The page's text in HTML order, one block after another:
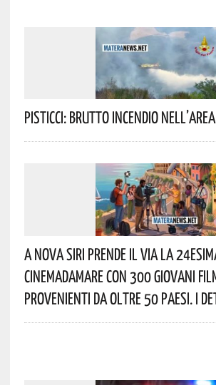
Pisticci: Brutto Incendio Nell’area
A Nova Siri Prende Il Via La
Cinemadamare Con 300 Giovani
Provenienti Da Oltre 50 Paesi. I